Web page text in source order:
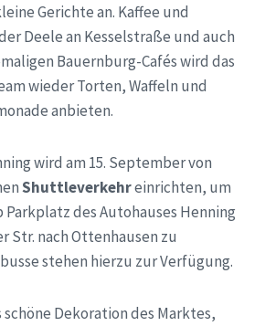
Gerichte an. Kaffee und
Deele an Kesselstraße und auch
Bauernburg-Cafés wird das
wieder Torten, Waffeln und
anbieten.
wird am 15. September von
Shuttleverkehreinrichten, um
des Autohauses Henning
Str. nach Ottenhausen zu
stehen hierzu zur Verfügung.
Dekoration des Marktes,